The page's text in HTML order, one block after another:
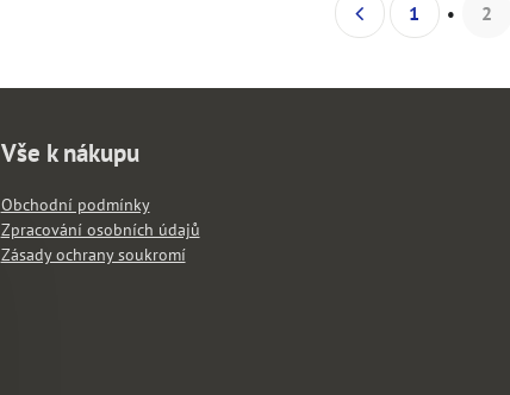
1 2
Vše k nákupu
Obchodní podmínky
Zpracování osobních údajů
Zásady ochrany soukromí